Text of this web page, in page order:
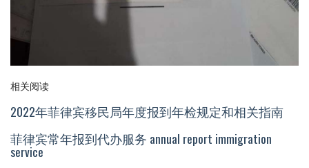
相关阅读
2022年菲律宾移民局年度报到年检规定和相关指南
菲律宾常年报到代办服务 annual report immigration
service